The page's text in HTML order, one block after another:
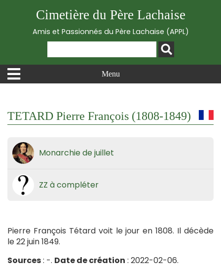
Cimetière du Père Lachaise
Amis et Passionnés du Père Lachaise (APPL)
Menu
TETARD Pierre François (1808-1849)
Monarchie de juillet
ZZ à compléter
Pierre François Tétard voit le jour en 1808. Il décède
le 22 juin 1849.
Sources: -. Date de création : 2022-02-06.